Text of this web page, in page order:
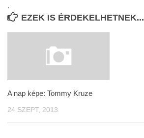
.
EZEK IS ÉRDEKELHETNEK...
A nap képe: Tommy Kruze
24 SZEPT, 2013